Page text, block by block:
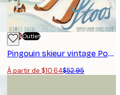
-70%Outlet
Pingouin skieur vintage Poster
À partir de $10.64$52.95